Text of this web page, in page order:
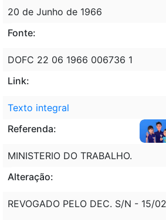
20 de Junho de 1966
Fonte:
DOFC 22 06 1966 006736 1
Link:
Texto integral
Referenda:
MINISTERIO DO TRABALHO.
Alteração:
REVOGADO PELO DEC. S/N - 15/